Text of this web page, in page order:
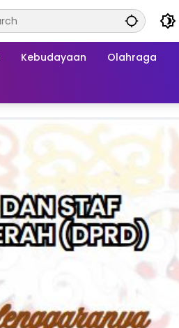
Kebudayaan Olahraga